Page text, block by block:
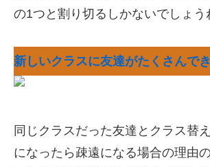
の1つと割り切るしかないでしょう
新しいクラスに友達がたくさんで
同じクラスだった友達とクラス替
になったら疎遠になる場合の理由